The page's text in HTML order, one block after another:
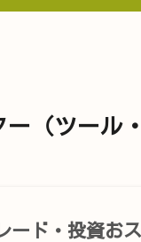
ー（ツール
ード・投資お